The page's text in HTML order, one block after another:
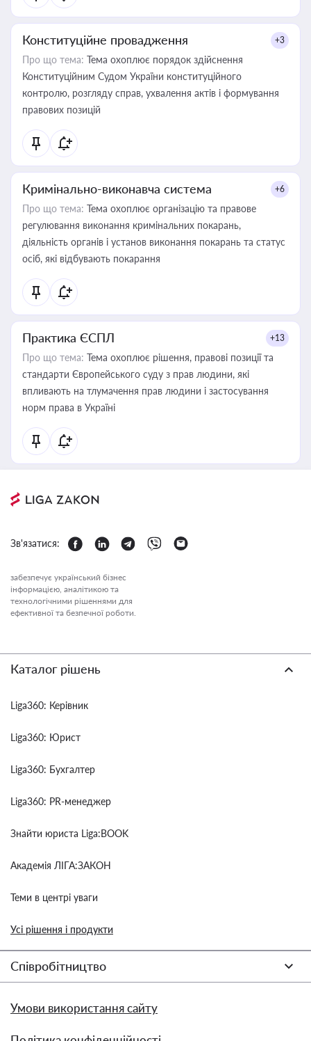
Конституційне провадження +3
Про що тема: Тема охоплює порядок здійснення
Конституційним Судом України конституційного
контролю, розгляду справ, ухвалення актів і формування
правових позицій
Кримінально-виконавча система +6
Про що тема: Тема охоплює організацію та правове
регулювання виконання кримінальних покарань,
діяльність органів і установ виконання покарань та статус
осіб, які відбувають покарання
Практика ЄСПЛ +13
Про що тема: Тема охоплює рішення, правові позиції та
стандарти Європейського суду з прав людини, які
впливають на тлумачення прав людини і застосування
норм права в Україні
Зв'язатися:
забезпечує український бізнес
інформацією, аналітикою та
технологічними рішеннями для
ефективної та безпечної роботи.
Каталог рішень
Liga360: Керівник
Liga360: Юрист
Liga360: Бухгалтер
Liga360: PR-менеджер
Знайти юриста Liga:BOOK
Академія ЛІГА:ЗАКОН
Теми в центрі уваги
Усі рішення і продукти
Співробітництво
Умови використання сайту